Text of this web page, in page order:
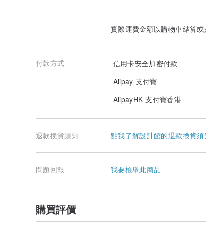
實際運費金額以購物車結算或
付款方式
信用卡安全加密付款
Alipay 支付寶
AlipayHK 支付寶香港
退款換貨須知 點我了解設計館的退款換貨須
問題回報 我要檢舉此商品
購買評價